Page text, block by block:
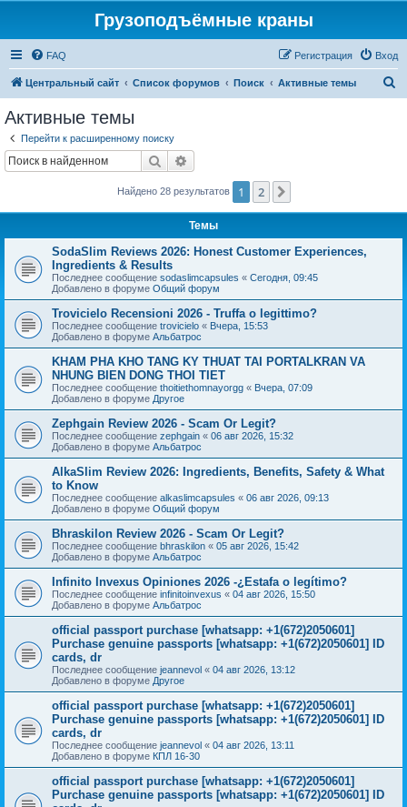
Грузоподъёмные краны
FAQ Вход
Регистрация
Центральный сайт Список форумов Поиск Активные темы
Активные темы
Перейти к расширенному поиску
Поиск
Найдено 28 результатов 1 2
Темы
SodaSlim Reviews 2026: Honest Customer Experiences,
Ingredients & Results
Последнее сообщение sodaslimcapsules « Сегодня, 09:45
Добавлено в форуме Общий форум
Trovicielo Recensioni 2026 - Truffa o legittimo?
Последнее сообщение trovicielo « Вчера, 15:53
Добавлено в форуме Альбатрос
KHAM PHA KHO TANG KY THUAT TAI PORTALKRAN VA
NHUNG BIEN DONG THOI TIET
Последнее сообщение thoitiethomnayorgg « Вчера, 07:09
Добавлено в форуме Другое
Zephgain Review 2026 - Scam Or Legit?
Последнее сообщение zephgain « 06 авг 2026, 15:32
Добавлено в форуме Альбатрос
AlkaSlim Review 2026: Ingredients, Benefits, Safety & What
to Know
Последнее сообщение alkaslimcapsules « 06 авг 2026, 09:13
Добавлено в форуме Общий форум
Bhraskilon Review 2026 - Scam Or Legit?
Последнее сообщение bhraskilon « 05 авг 2026, 15:42
Добавлено в форуме Альбатрос
Infinito Invexus Opiniones 2026 -¿Estafa o legítimo?
Последнее сообщение infinitoinvexus « 04 авг 2026, 15:50
Добавлено в форуме Альбатрос
official passport purchase [whatsapp: +1(672)2050601]
Purchase genuine passports [whatsapp: +1(672)2050601] ID
cards, dr
Последнее сообщение jeannevol « 04 авг 2026, 13:12
Добавлено в форуме Другое
official passport purchase [whatsapp: +1(672)2050601]
Purchase genuine passports [whatsapp: +1(672)2050601] ID
cards, dr
Последнее сообщение jeannevol « 04 авг 2026, 13:11
Добавлено в форуме КПЛ 16-30
official passport purchase [whatsapp: +1(672)2050601]
Purchase genuine passports [whatsapp: +1(672)2050601] ID